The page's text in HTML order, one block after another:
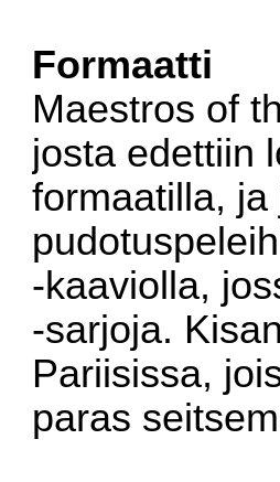
Formaatti
Maestros of
josta edettiin
formaatilla,
-kaaviolla,
-sarjoja.
Pariisissa,
paras